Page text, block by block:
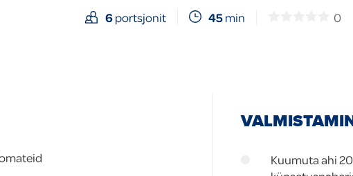
6 portsjonit 45 min 0
Kuumuta ahi